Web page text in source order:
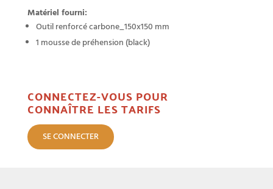
Matériel fourni:
Outil renforcé carbone_150x150 mm
1 mousse de préhension (black)
CONNECTEZ-VOUS POUR
CONNAÎTRE LES TARIFS
SE CONNECTER